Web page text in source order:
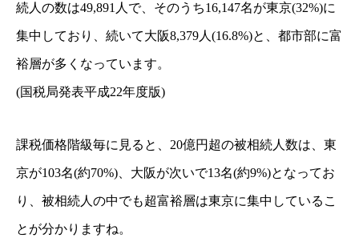
続人の数は49,891人で、そのうち16,147名が東京(32%)に
集中しており、続いて大阪8,379人(16.8%)と、都市部に富
裕層が多くなっています。
(国税局発表平成22年度版)
課税価格階級毎に見ると、20億円超の被相続人数は、東
京が103名(約70%)、大阪が次いで13名(約9%)となってお
り、被相続人の中でも超富裕層は東京に集中しているこ
とが分かりますね。